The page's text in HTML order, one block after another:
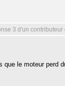
3 d'un contributeur
le moteur perd